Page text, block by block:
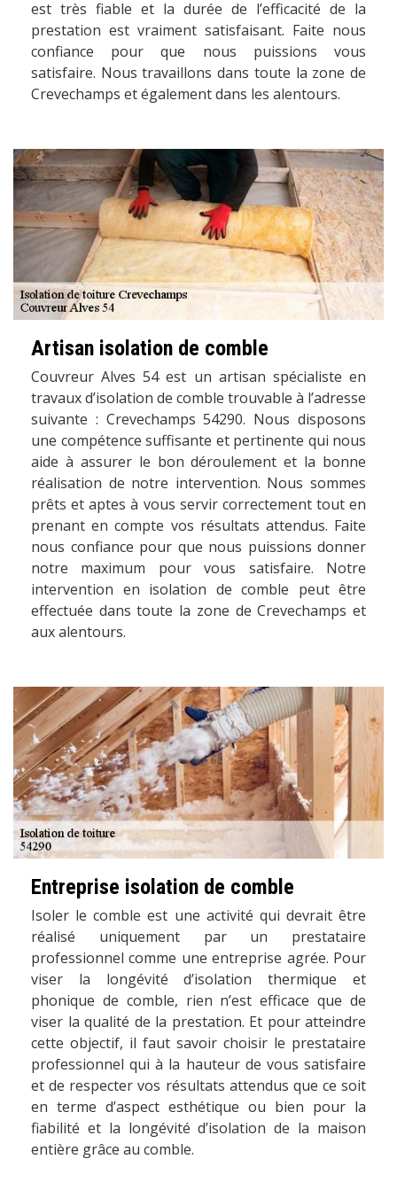
est très fiable et la durée de l’efficacité de la
prestation est vraiment satisfaisant. Faite nous
confiance pour que nous puissions vous
satisfaire. Nous travaillons dans toute la zone de
Crevechamps et également dans les alentours.
Artisan isolation de comble
Couvreur Alves 54 est un artisan spécialiste en
travaux d’isolation de comble trouvable à l’adresse
suivante : Crevechamps 54290. Nous disposons
une compétence suffisante et pertinente qui nous
aide à assurer le bon déroulement et la bonne
réalisation de notre intervention. Nous sommes
prêts et aptes à vous servir correctement tout en
prenant en compte vos résultats attendus. Faite
nous confiance pour que nous puissions donner
notre maximum pour vous satisfaire. Notre
intervention en isolation de comble peut être
effectuée dans toute la zone de Crevechamps et
aux alentours.
Entreprise isolation de comble
Isoler le comble est une activité qui devrait être
réalisé uniquement par un prestataire
professionnel comme une entreprise agrée. Pour
viser la longévité d’isolation thermique et
phonique de comble, rien n’est efficace que de
viser la qualité de la prestation. Et pour atteindre
cette objectif, il faut savoir choisir le prestataire
professionnel qui à la hauteur de vous satisfaire
et de respecter vos résultats attendus que ce soit
en terme d’aspect esthétique ou bien pour la
fiabilité et la longévité d’isolation de la maison
entière grâce au comble.